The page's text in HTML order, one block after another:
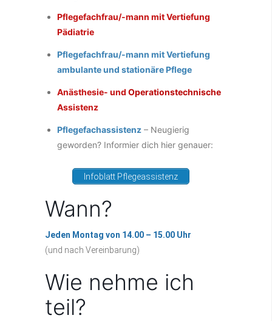
Pflegefachfrau/-mann mit Vertiefung
Pädiatrie
Pflegefachfrau/-mann mit Vertiefung
ambulante und stationäre Pflege
Anästhesie- und Operationstechnische
Assistenz
Pflegefachassistenz – Neugierig
geworden? Informier dich hier genauer:
Infoblatt Pflegeassistenz
Wann?
Jeden Montag von 14.00 – 15.00 Uhr
(und nach Vereinbarung)
Wie nehme ich
teil?